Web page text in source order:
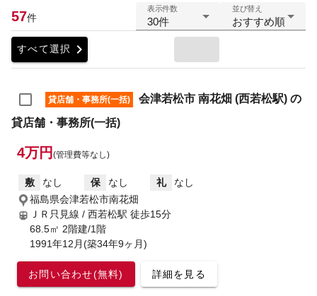
57件
表示件数
30件
並び替え
おすすめ順
すべて選択 chevron_right
貸店舗・事務所(一括)
会津若松市 南花畑 (西若松駅) の
貸店舗・事務所(一括)
4万円 (管理費等なし)
敷 なし 保 なし 礼
なし
福島県会津若松市南花畑
ＪＲ只見線 / 西若松駅 徒歩15分
68.5㎡ 2階建/1階
1991年12月(築34年9ヶ月)
お問い合わせ(無料) 詳細を見る